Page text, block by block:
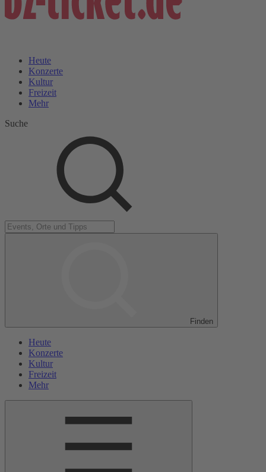
Heute
Konzerte
Kultur
Freizeit
Mehr
Suche
Finden
Heute
Konzerte
Kultur
Freizeit
Mehr